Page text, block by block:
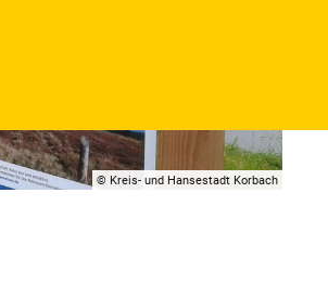
© Kreis- und Hansestadt Korbach